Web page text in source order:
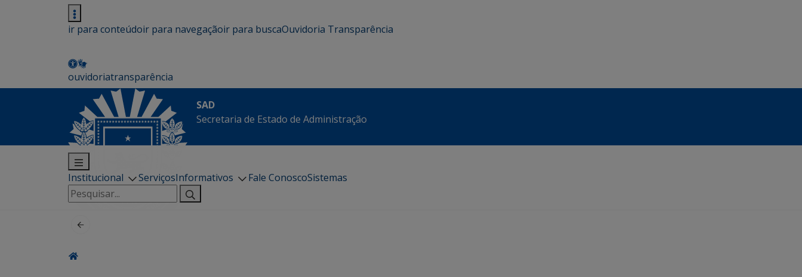
ir para conteúdoir para navegaçãoir para buscaOuvidoria Transparência
ouvidoriatransparência
SAD
Secretaria de Estado de Administração
Institucional ServiçosInformativos Fale ConoscoSistemas
Pesquisar
por: